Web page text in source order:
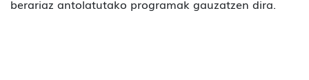
berariaz antolatutako programak gauzatzen dira.